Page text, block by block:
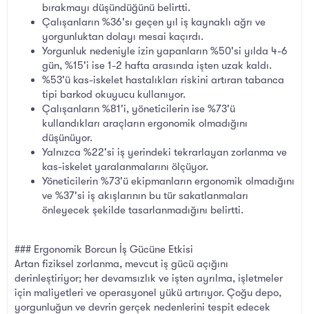
bırakmayı düşündüğünü belirtti.
Çalışanların %36'sı geçen yıl iş kaynaklı ağrı ve
yorgunluktan dolayı mesai kaçırdı.
Yorgunluk nedeniyle izin yapanların %50'si yılda 4-6
gün, %15'i ise 1-2 hafta arasında işten uzak kaldı.
%53'ü kas-iskelet hastalıkları riskini artıran tabanca
tipi barkod okuyucu kullanıyor.
Çalışanların %81'i, yöneticilerin ise %73'ü
kullandıkları araçların ergonomik olmadığını
düşünüyor.
Yalnızca %22'si iş yerindeki tekrarlayan zorlanma ve
kas-iskelet yaralanmalarını ölçüyor.
Yöneticilerin %73'ü ekipmanların ergonomik olmadığını
ve %37'si iş akışlarının bu tür sakatlanmaları
önleyecek şekilde tasarlanmadığını belirtti.
### Ergonomik Borcun İş Gücüne Etkisi
Artan fiziksel zorlanma, mevcut iş gücü açığını
derinleştiriyor; her devamsızlık ve işten ayrılma, işletmeler
için maliyetleri ve operasyonel yükü artırıyor. Çoğu depo,
yorgunluğun ve devrin gerçek nedenlerini tespit edecek